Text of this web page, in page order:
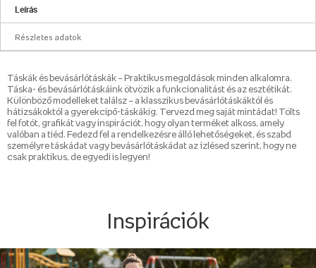
Leírás
Részletes adatok
Táskák és bevásárlótáskák – Praktikus megoldások minden alkalomra.
Táska- és bevásárlótáskáink ötvözik a funkcionalitást és az esztétikát.
Különböző modelleket találsz – a klasszikus bevásárlótáskáktól és
hátizsákoktól a gyerekcipő-táskákig. Tervezd meg saját mintádat! Tölts
fel fotót, grafikát vagy inspirációt, hogy olyan terméket alkoss, amely
valóban a tiéd. Fedezd fel a rendelkezésre álló lehetőségeket, és szabd
személyre táskádat vagy bevásárlótáskádat az ízlésed szerint, hogy ne
csak praktikus, de egyedi is legyen!
Inspirációk